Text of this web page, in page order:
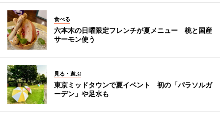
食べる
六本木の日曜限定フレンチが夏メニュー 桃と国産
サーモン使う
見る・遊ぶ
東京ミッドタウンで夏イベント 初の「パラソルガ
ーデン」や足水も